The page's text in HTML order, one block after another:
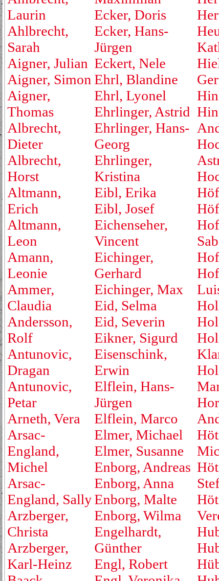
Laurin
Ahlbrecht,
Sarah
Aigner, Julian
Aigner, Simon
Aigner,
Thomas
Albrecht,
Dieter
Albrecht,
Horst
Altmann,
Erich
Altmann,
Leon
Amann,
Leonie
Ammer,
Claudia
Andersson,
Rolf
Antunovic,
Dragan
Antunovic,
Petar
Arneth, Vera
Arsac-
England,
Michel
Arsac-
England, Sally
Arzberger,
Christa
Arzberger,
Karl-Heinz
Ecker, Doris
Ecker, Hans-
Jürgen
Eckert, Nele
Ehrl, Blandine
Ehrl, Lyonel
Ehrlinger, Astrid
Ehrlinger, Hans-
Georg
Ehrlinger,
Kristina
Eibl, Erika
Eibl, Josef
Eichenseher,
Vincent
Eichinger,
Gerhard
Eichinger, Max
Eid, Selma
Eid, Severin
Eikner, Sigurd
Eisenschink,
Erwin
Elflein, Hans-
Jürgen
Elflein, Marco
Elmer, Michael
Elmer, Susanne
Enborg, Andreas
Enborg, Anna
Enborg, Malte
Enborg, Wilma
Engelhardt,
Günther
Engl, Robert